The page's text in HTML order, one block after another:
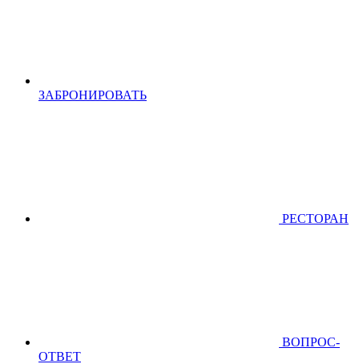
ЗАБРОНИРОВАТЬ
РЕСТОРАН
ВОПРОС-
ОТВЕТ